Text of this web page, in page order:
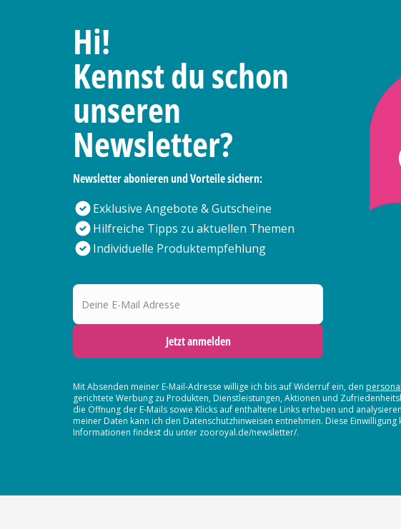
Hi!
Kennst du schon
unseren
Newsletter?
Newsletter abonieren und Vorteile sichern:
Exklusive Angebote & Gutscheine
Hilfreiche Tipps zu aktuellen Themen
Individuelle Produktempfehlung
Deine E-Mail Adresse
Jetzt anmelden
Mit Absenden meiner E-Mail-Adresse willige ich bis auf Widerruf ein, den
gerichtete Werbung zu Produkten, Dienstleistungen, Aktionen und
die Öffnung der E-Mails sowie Klicks auf enthaltene Links erheben und
meiner Daten kann ich den Datenschutzhinweisen entnehmen. Diese
Informationen findest du unter zooroyal.de/newsletter/.